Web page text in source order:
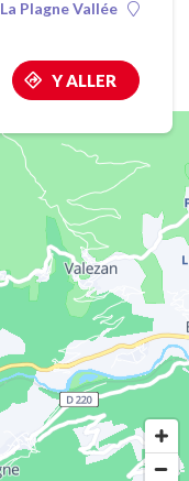
La Plagne Vallée
Y ALLER